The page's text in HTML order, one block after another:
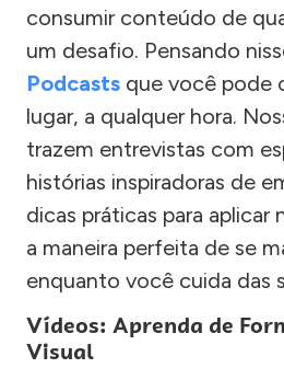
consumir conteúdo de
um desafio. Pensando
Podcasts que você pode
lugar, a qualquer hora.
trazem entrevistas com
histórias inspiradoras de
dicas práticas para aplicar
a maneira perfeita de se
enquanto você cuida das
Vídeos: Aprenda de
Visual